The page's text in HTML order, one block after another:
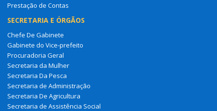
Prestação de Contas
SECRETARIA E ÓRGÃOS
Chefe De Gabinete
Gabinete do Vice-prefeito
Procuradoria Geral
Secretaria da Mulher
Secretaria Da Pesca
Secretaria de Administração
Secretaria De Agricultura
Secretaria de Assistência Social